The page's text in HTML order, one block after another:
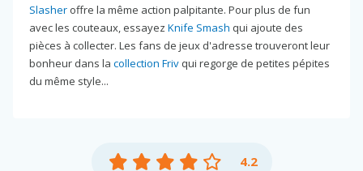
Slasher offre la même action palpitante. Pour plus de fun
avec les couteaux, essayez Knife Smash qui ajoute des
pièces à collecter. Les fans de jeux d'adresse trouveront leur
bonheur dans la collection Friv qui regorge de petites pépites
du même style...
4.2